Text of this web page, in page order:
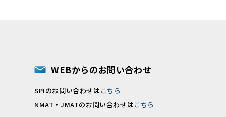
WEBからのお問い合わせ
SPIのお問い合わせは こちら
NMAT・JMATのお問い合わせはこちら